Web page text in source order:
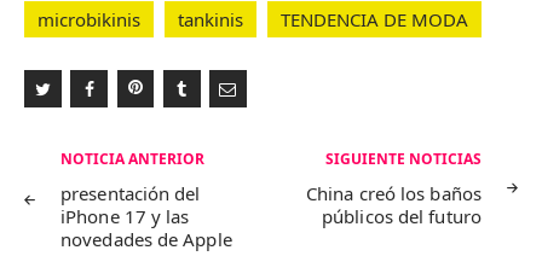
microbikinis tankinis TENDENCIA DE MODA
Navegación
de
entradas
NOTICIA ANTERIOR
presentación del
iPhone 17 y las
novedades de Apple
SIGUIENTE NOTICIAS
China creó los baños
públicos del futuro